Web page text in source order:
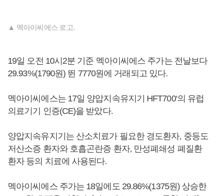
▲ 멕아이씨에스 로고.
19일 오전 10시2분 기준 멕아이씨에스 주가는 전날보다
29.93%(1790원) 뛴 7770원에 거래되고 있다.
멕아이씨에스는 17일 양압지속유지기 HFT700‘의 유럽
의료기기 인증(CE)을 받았다.
양압지속유지기는 산소치료가 필요한 경도환자, 중등도
저산소증 환자와 호흡곤란증 환자, 만성폐쇄성 폐질환
환자 등의 치료에 사용된다.
멕아이씨에스 주가는 18일에도 29.86%(1375원) 상승한